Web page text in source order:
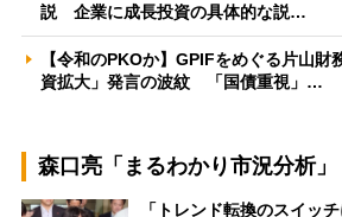
説 企業に成長投資の具体的な説…
【令和のPKOか】GPIFをめぐる片山財
資拡大」発言の波紋 「国債重視」…
森口亮「まるわかり市況分析」
「トレンド転換のスイッ